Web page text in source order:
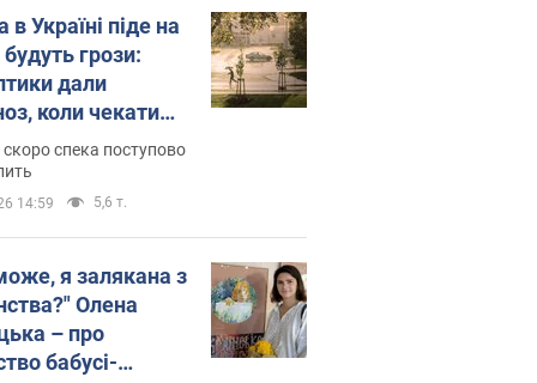
в Україні піде на
грози:
дали
коли чекати
погоди
скоро спека поступово
14:59 5,6 т.
я залякана з
Олена
– про
бабусі-